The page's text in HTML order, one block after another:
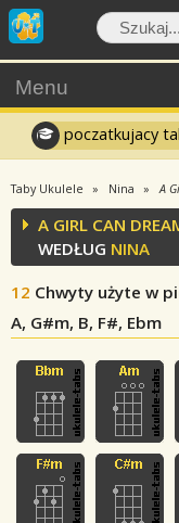
Menu
poczatkujacy
Taby Ukulele Nina A
A GIRL CAN
WEDŁUG NINA
12 Chwyty użyte w
A, G#m, B, F#, Ebm